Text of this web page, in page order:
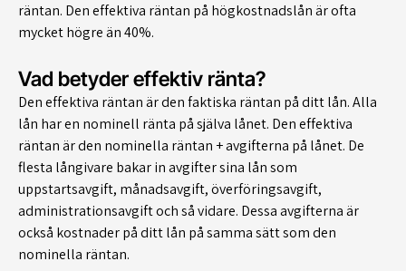
räntan. Den effektiva räntan på högkostnadslån är ofta
mycket högre än 40%.
Vad betyder effektiv ränta?
Den effektiva räntan är den faktiska räntan på ditt lån. Alla
lån har en nominell ränta på själva lånet. Den effektiva
räntan är den nominella räntan + avgifterna på lånet. De
flesta långivare bakar in avgifter sina lån som
uppstartsavgift, månadsavgift, överföringsavgift,
administrationsavgift och så vidare. Dessa avgifterna är
också kostnader på ditt lån på samma sätt som den
nominella räntan.